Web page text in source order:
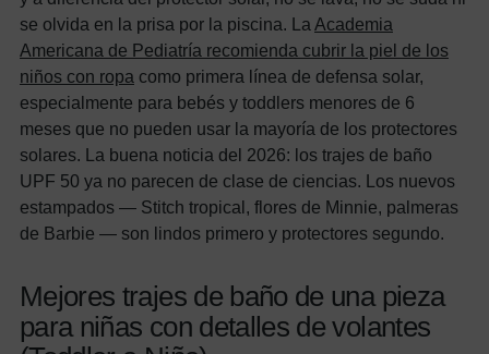
se olvida en la prisa por la piscina. La Academia
Americana de Pediatría recomienda cubrir la piel de los
niños con ropa como primera línea de defensa solar,
especialmente para bebés y toddlers menores de 6
meses que no pueden usar la mayoría de los protectores
solares. La buena noticia del 2026: los trajes de baño
UPF 50 ya no parecen de clase de ciencias. Los nuevos
estampados — Stitch tropical, flores de Minnie, palmeras
de Barbie — son lindos primero y protectores segundo.
Mejores trajes de baño de una pieza
para niñas con detalles de volantes